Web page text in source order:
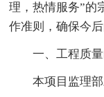
理，热情服务”的
作准则，确保今
一、工程质量
本项目监理